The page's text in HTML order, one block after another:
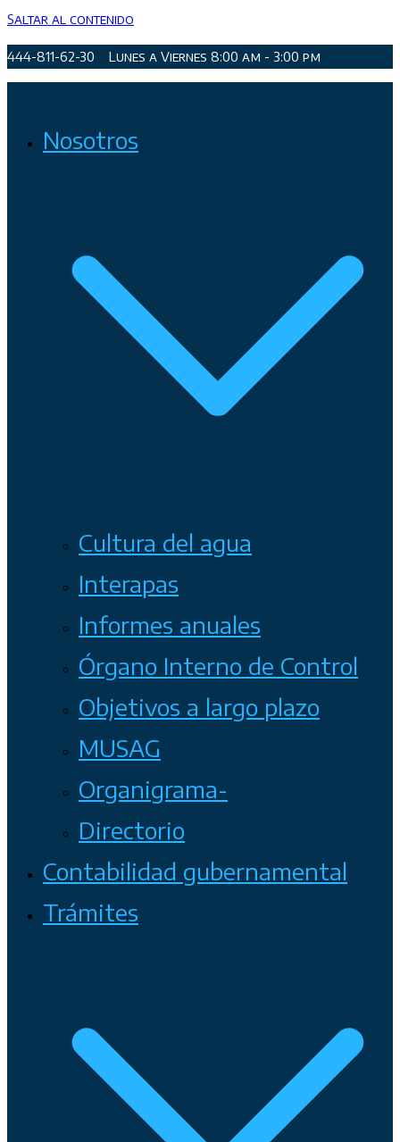
Saltar al contenido
444-811-62-30 Lunes a Viernes 8:00 am - 3:00 pm
Organismo Operador de Agua Potable, Alcantarillado y
Saneamiento de San Luis Potosí, Soledad de Graciano Sánchez
Nosotros
Cultura del agua
Interapas
Informes anuales
Órgano Interno de Control
Objetivos a largo plazo
MUSAG
Organigrama-
Directorio
Contabilidad gubernamental
Trámites